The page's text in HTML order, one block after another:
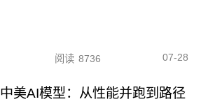
阅读 8736 07-28
中美AI模型：从性能并跑到路径